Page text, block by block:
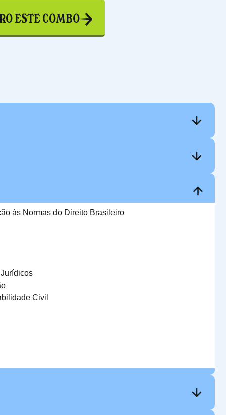
ESTE COMBO
às Normas do Direito Brasileiro
Civil